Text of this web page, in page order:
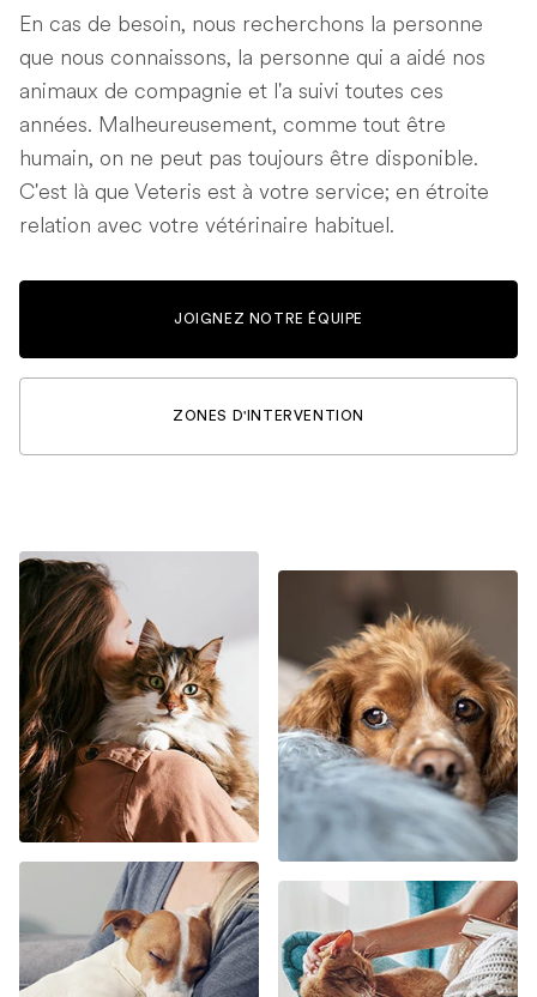
En cas de besoin, nous recherchons la personne
que nous connaissons, la personne qui a aidé nos
animaux de compagnie et l'a suivi toutes ces
années. Malheureusement, comme tout être
humain, on ne peut pas toujours être disponible.
C'est là que Veteris est à votre service; en étroite
relation avec votre vétérinaire habituel.
JOIGNEZ NOTRE ÉQUIPE
ZONES D'INTERVENTION